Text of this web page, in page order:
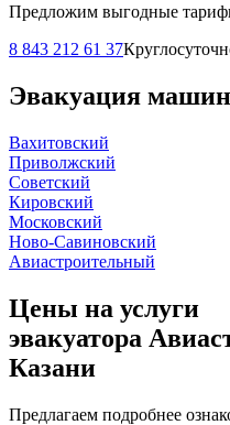
Предложим выгодные
8 843 212 61 37
Эвакуация
Вахитовский
Приволжский
Советский
Кировский
Московский
Ново-Савиновский
Авиастроительный
Цены на услуги
эвакуатора
Казани
Предлагаем подробнее